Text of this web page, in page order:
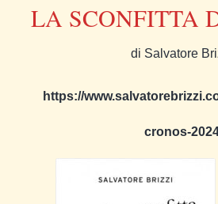
LA SCONFITTA
di Salvatore
https://
cronos-